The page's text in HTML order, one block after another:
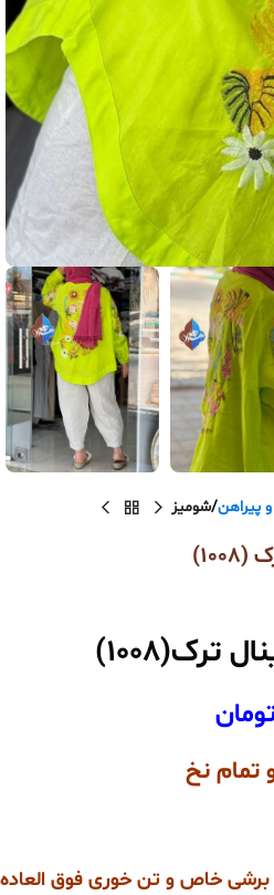
پیراهن شومیز
تمام نخ
برشی خاص و تن خوری فوق العاده